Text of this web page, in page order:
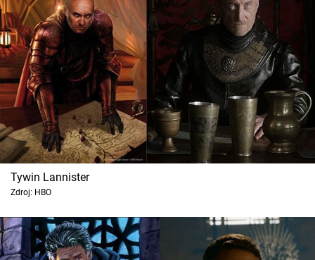
Tywin Lannister
Zdroj: HBO